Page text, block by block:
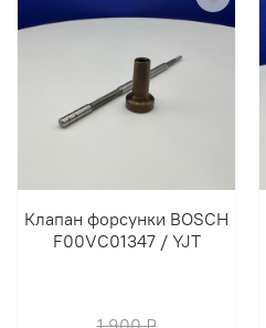
Клапан форсунки BOSCH
F00VC01347 / YJT